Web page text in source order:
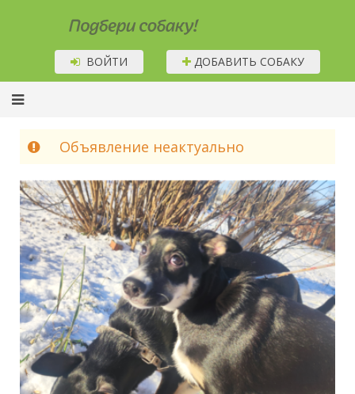
Подбери собаку!
ВОЙТИ ДОБАВИТЬ СОБАКУ
Объявление неактуально